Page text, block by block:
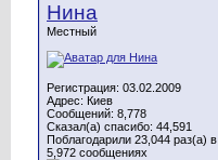
Нина
Местный
Регистрация: 03.02.2009
Адрес: Киев
Сообщений: 8,778
Сказал(а) спасибо: 44,591
Поблагодарили 23,044 раз(а) в
5,972 сообщениях